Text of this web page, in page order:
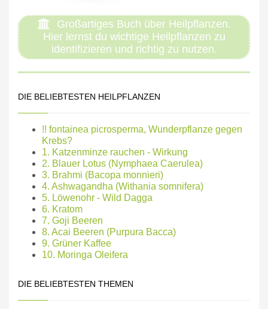
Großartiges Buch über Heilpflanzen.
Hier lernst du wichtige Heilpflanzen zu
identifizieren und richtig zu nutzen.
DIE BELIEBTESTEN HEILPFLANZEN
!! fontainea picrosperma, Wunderpflanze gegen
Krebs?
1. Katzenminze rauchen - Wirkung
2. Blauer Lotus (Nymphaea Caerulea)
3. Brahmi (Bacopa monnieri)
4. Ashwagandha (Withania somnifera)
5. Löwenohr - Wild Dagga
6. Kratom
7. Goji Beeren
8. Acai Beeren (Purpura Bacca)
9. Grüner Kaffee
10. Moringa Oleifera
DIE BELIEBTESTEN THEMEN